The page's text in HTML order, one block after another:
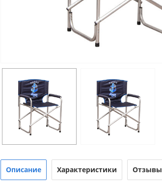
Описание Характеристики Отзывы